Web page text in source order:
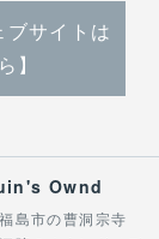
ブサイトは
】
Ownd
島市の曹洞宗寺